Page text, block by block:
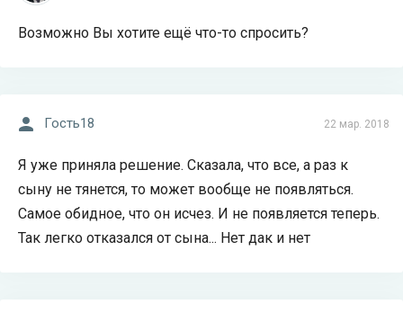
Возможно Вы хотите ещё что-то спросить?
22 мар. 2018
Гость18
Я уже приняла решение. Сказала, что все, а раз к
сыну не тянется, то может вообще не появляться.
Самое обидное, что он исчез. И не появляется теперь.
Так легко отказался от сына... Нет дак и нет